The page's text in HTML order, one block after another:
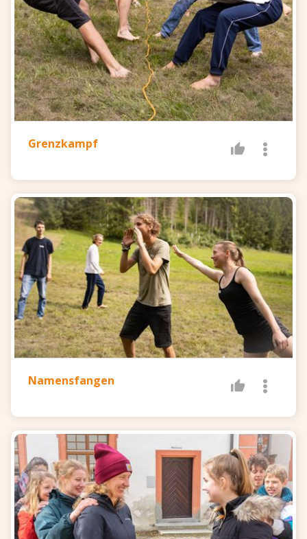
Ist der Ball bei der letzten Person vorne
angekommen, so wirft diese den Ball weg
und ruft das vereinbarte Schlagwort, damit
die andere Gruppe weiß, dass sie nun den
Ball holen muss.
Grenzkampf
Namensfangen